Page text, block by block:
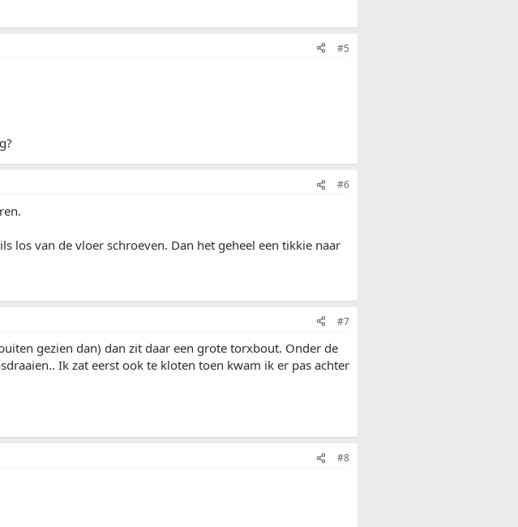
#5
#6
los van de vloer schroeven. Dan het geheel een tikkie naar
#7
gezien dan) dan zit daar een grote torxbout. Onder de
Ik zat eerst ook te kloten toen kwam ik er pas achter
#8